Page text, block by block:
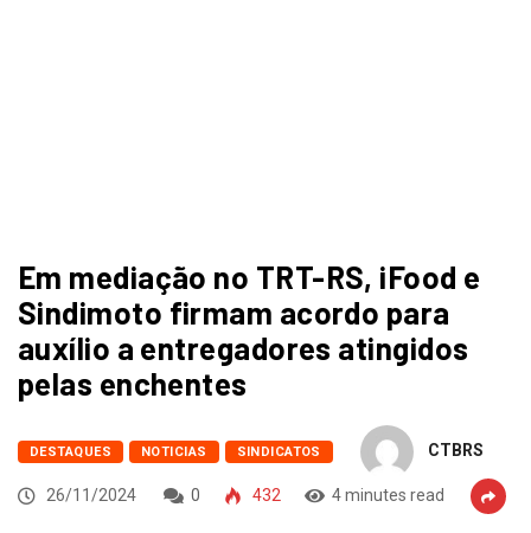
Em mediação no TRT-RS, iFood e
Sindimoto firmam acordo para
auxílio a entregadores atingidos
pelas enchentes
DESTAQUES NOTICIAS SINDICATOS CTBRS
26/11/2024 0 432 4 minutes read